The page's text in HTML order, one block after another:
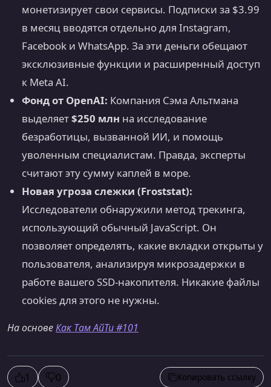
монетизирует свои сервисы. Подписки за $3.99
в месяц вводятся отдельно для Instagram,
Facebook и WhatsApp. За эти деньги обещают
эксклюзивные функции и расширенный доступ
к Meta AI.
Фонд от OpenAI: Компания Сэма Альтмана
выделяет$250 млн на исследование
безработицы, вызванной ИИ, и помощь
уволенным специалистам. Правда, эксперты
считают эту сумму каплей в море.
Новая угроза слежки (Froststat):
Исследователи обнаружили метод трекинга,
использующий обычный JavaScript. Он
позволяет определять, какие вкладки открыты у
пользователя, анализируя микрозадержки в
работе вашего SSD-накопителя. Никакие файлы
cookies для этого не нужны.
На основеКак Там АйТи #101
1 0 Копировать ссылку